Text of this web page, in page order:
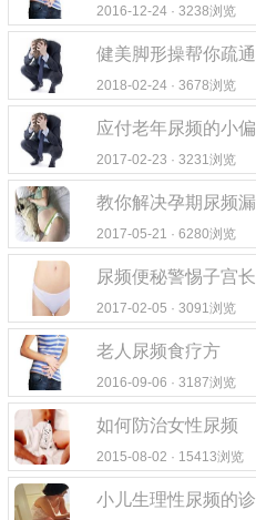
2016-12-24 · 3238浏览
健美脚形操帮你疏
2018-02-24 · 3678浏览
应付老年尿频的小
2017-02-23 · 3231浏览
教你解决孕期尿频
2017-05-21 · 6280浏览
尿频便秘警惕子宫
2017-02-05 · 3091浏览
老人尿频食疗方
2016-09-06 · 3187浏览
如何防治女性尿频
2015-08-02 · 15413浏览
小儿生理性尿频的